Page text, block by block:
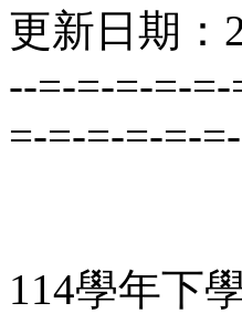
更新日期：
--=-=-=-=-
=-=-=-=-=-
114學年下